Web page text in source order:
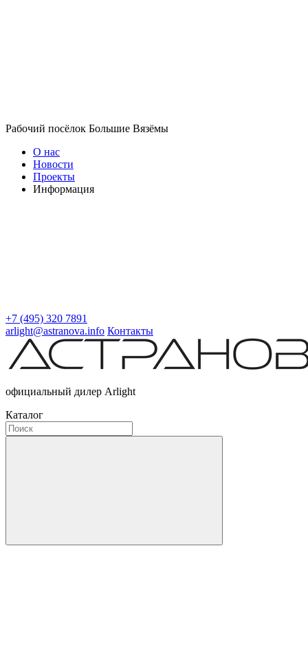
Рабочий посёлок Большие Вязёмы
О нас
Новости
Проекты
Информация
+7 (495) 320 7891
arlight@astranova.info Контакты
официальный дилер Arlight
Каталог